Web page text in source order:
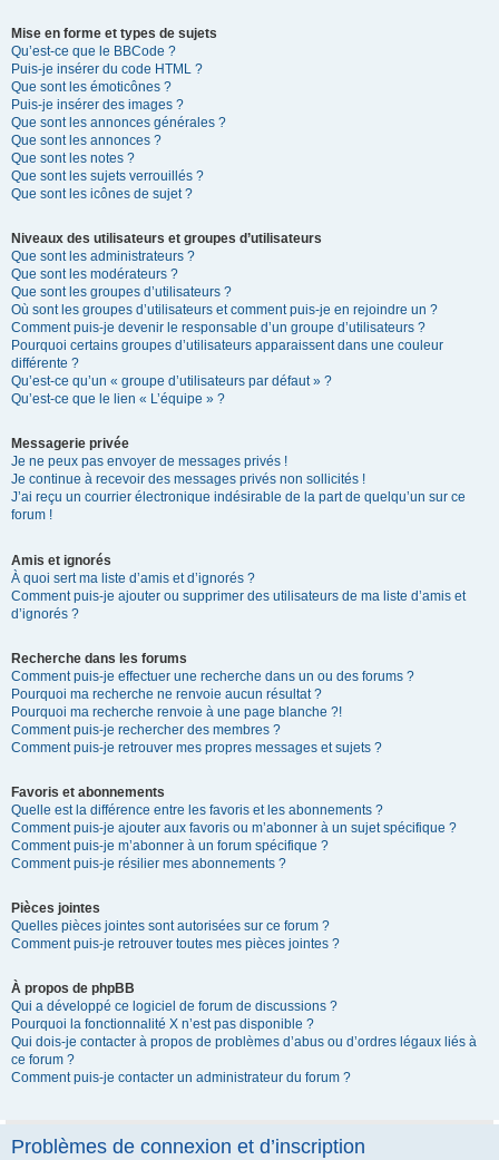
Mise en forme et types de sujets
Qu’est-ce que le BBCode ?
Puis-je insérer du code HTML ?
Que sont les émoticônes ?
Puis-je insérer des images ?
Que sont les annonces générales ?
Que sont les annonces ?
Que sont les notes ?
Que sont les sujets verrouillés ?
Que sont les icônes de sujet ?
Niveaux des utilisateurs et groupes d’utilisateurs
Que sont les administrateurs ?
Que sont les modérateurs ?
Que sont les groupes d’utilisateurs ?
Où sont les groupes d’utilisateurs et comment puis-je en rejoindre un ?
Comment puis-je devenir le responsable d’un groupe d’utilisateurs ?
Pourquoi certains groupes d’utilisateurs apparaissent dans une couleur
différente ?
Qu’est-ce qu’un « groupe d’utilisateurs par défaut » ?
Qu’est-ce que le lien « L’équipe » ?
Messagerie privée
Je ne peux pas envoyer de messages privés !
Je continue à recevoir des messages privés non sollicités !
J’ai reçu un courrier électronique indésirable de la part de quelqu’un sur ce
forum !
Amis et ignorés
À quoi sert ma liste d’amis et d’ignorés ?
Comment puis-je ajouter ou supprimer des utilisateurs de ma liste d’amis et
d’ignorés ?
Recherche dans les forums
Comment puis-je effectuer une recherche dans un ou des forums ?
Pourquoi ma recherche ne renvoie aucun résultat ?
Pourquoi ma recherche renvoie à une page blanche ?!
Comment puis-je rechercher des membres ?
Comment puis-je retrouver mes propres messages et sujets ?
Favoris et abonnements
Quelle est la différence entre les favoris et les abonnements ?
Comment puis-je ajouter aux favoris ou m’abonner à un sujet spécifique ?
Comment puis-je m’abonner à un forum spécifique ?
Comment puis-je résilier mes abonnements ?
Pièces jointes
Quelles pièces jointes sont autorisées sur ce forum ?
Comment puis-je retrouver toutes mes pièces jointes ?
À propos de phpBB
Qui a développé ce logiciel de forum de discussions ?
Pourquoi la fonctionnalité X n’est pas disponible ?
Qui dois-je contacter à propos de problèmes d’abus ou d’ordres légaux liés à
ce forum ?
Comment puis-je contacter un administrateur du forum ?
Problèmes de connexion et d’inscription